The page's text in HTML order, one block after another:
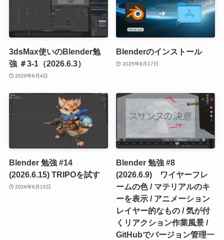
3dsMax使いのBlender勉
強 ＃3-1（2026.6.3）
2026年6月4日
Blenderのインストール
2025年8月17日
Blender 勉強 #14
(2026.6.15) TRIPOを試す
2026年6月15日
Blender 勉強 #8
(2026.6.9) ワイヤーフレ
ームの色 / マテリアルのキ
ーを表示 / アニメーション
レイヤー的なもの / 気が付
くリアクション作業風景 /
GitHubでバージョン管理一